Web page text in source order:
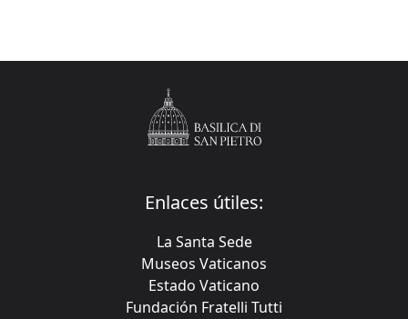
Enlaces útiles:
La Santa Sede
Museos Vaticanos
Estado Vaticano
Fundación Fratelli Tutti